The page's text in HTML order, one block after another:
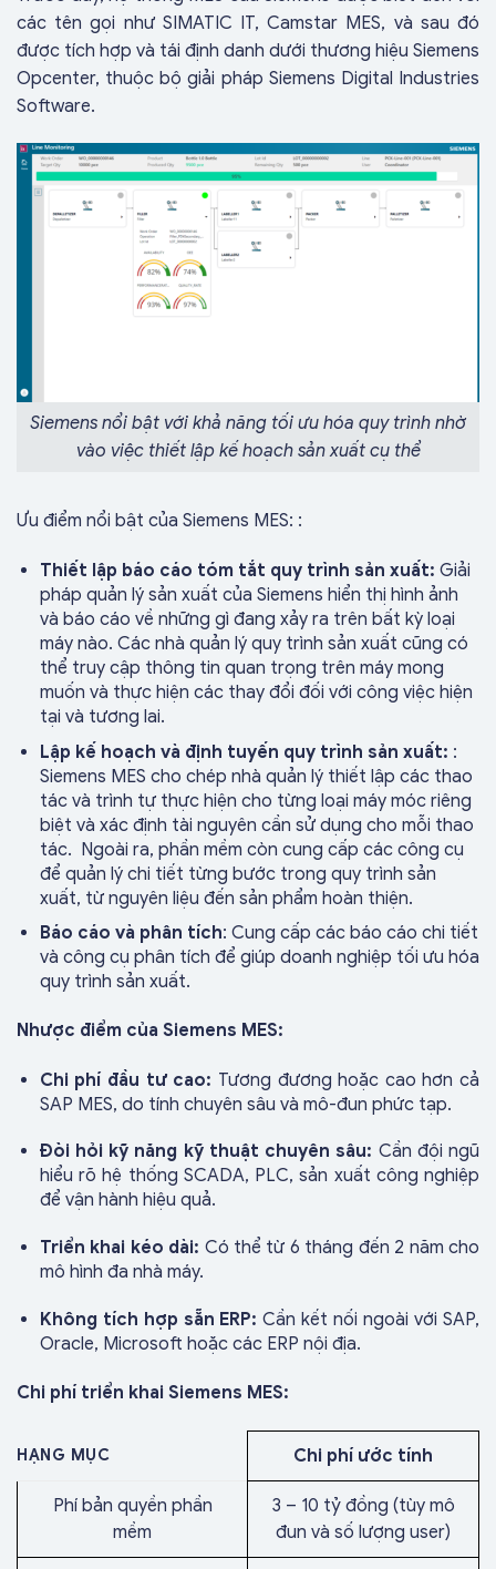
các tên gọi như SIMATIC IT, Camstar MES, và sau đó
được tích hợp và tái định danh dưới thương hiệu Siemens
Opcenter, thuộc bộ giải pháp Siemens Digital Industries
Software.
Siemens nổi bật với khả năng tối ưu hóa quy trình nhờ
vào việc thiết lập kế hoạch sản xuất cụ thể
Ưu điểm nổi bật của Siemens MES: :
Thiết lập báo cáo tóm tắt quy trình sản xuất: Giải
pháp quản lý sản xuất của Siemens hiển thị hình ảnh
và báo cáo về những gì đang xảy ra trên bất kỳ loại
máy nào. Các nhà quản lý quy trình sản xuất cũng có
thể truy cập thông tin quan trọng trên máy mong
muốn và thực hiện các thay đổi đối với công việc hiện
tại và tương lai.
Lập kế hoạch và định tuyến quy trình sản xuất: :
Siemens MES cho chép nhà quản lý thiết lập các thao
tác và trình tự thực hiện cho từng loại máy móc riêng
biệt và xác định tài nguyên cần sử dụng cho mỗi thao
tác. Ngoài ra, phần mềm còn cung cấp các công cụ
để quản lý chi tiết từng bước trong quy trình sản
xuất, từ nguyên liệu đến sản phẩm hoàn thiện.
Báo cáo và phân tích: Cung cấp các báo cáo chi tiết
và công cụ phân tích để giúp doanh nghiệp tối ưu hóa
quy trình sản xuất.
Nhược điểm của Siemens MES:
Chi phí đầu tư cao: Tương đương hoặc cao hơn cả
SAP MES, do tính chuyên sâu và mô-đun phức tạp.
Đòi hỏi kỹ năng kỹ thuật chuyên sâu: Cần đội ngũ
hiểu rõ hệ thống SCADA, PLC, sản xuất công nghiệp
để vận hành hiệu quả.
Triển khai kéo dài: Có thể từ 6 tháng đến 2 năm cho
mô hình đa nhà máy.
Không tích hợp sẵn ERP: Cần kết nối ngoài với SAP,
Oracle, Microsoft hoặc các ERP nội địa.
Chi phí triển khai Siemens MES:
HẠNG MỤC Chi phí ước tính
Phí bản quyền phần
mềm
3 – 10 tỷ đồng (tùy mô
đun và số lượng user)